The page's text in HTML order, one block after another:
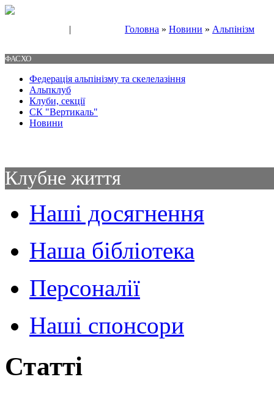
| Головна » Новини » Альпінізм
ФАСХО
Федерація альпінізму та скелелазіння
Альпклуб
Клуби, секції
СК "Вертикаль"
Новини
Клубне життя
Наші досягнення
Наша бібліотека
Персоналії
Наші спонсори
Статті